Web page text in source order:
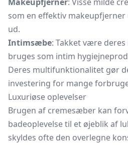
som en effektiv
ud.
Intimsæbe: Takket være
bruges som intim
Deres multifunktionalitet gør
investering for mange
Luxuriøse oplevelser
Brugen af cremesæber kan
badeoplevelse til et øjeblik af
skyldes ofte den overlegne